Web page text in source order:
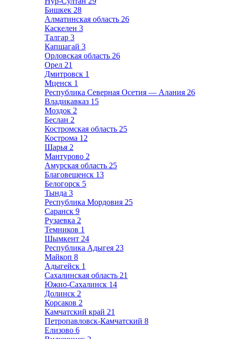
Бишкек 28
Алматинская область 26
Каскелен 3
Талгар 3
Капшагай 3
Орловская область 26
Орел 21
Дмитровск 1
Мценск 1
Республика Северная Осетия — Алания 26
Владикавказ 15
Моздок 2
Беслан 2
Костромская область 25
Кострома 12
Шарья 2
Мантурово 2
Амурская область 25
Благовещенск 13
Белогорск 5
Тында 3
Республика Мордовия 25
Саранск 9
Рузаевка 2
Темников 1
Шымкент 24
Республика Адыгея 23
Майкоп 8
Адыгейск 1
Сахалинская область 21
Южно-Сахалинск 14
Долинск 2
Корсаков 2
Камчатский край 21
Петропавловск-Камчатский 8
Елизово 6